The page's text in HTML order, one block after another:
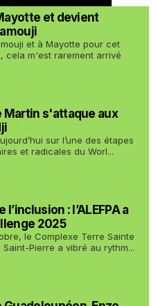
et devient
et à Mayotte pour cet
cela m'est rarement arrivé
Martin s'attaque aux
sur l’une des étapes
et radicales du Worl...
: l’ALEFPA a
2025
le Complexe Terre Sainte
Pierre a vibré au rythm...